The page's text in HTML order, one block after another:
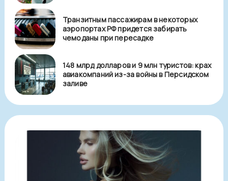
Транзитным пассажирам в некоторых
аэропортах РФ придется забирать
чемоданы при пересадке
148 млрд долларов и 9 млн туристов: крах
авиакомпаний из-за войны в Персидском
заливе